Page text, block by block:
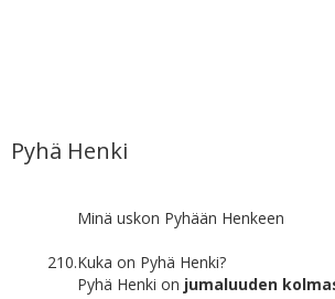
Pyhä Henki
Minä uskon Pyhään Henkeen
210.Kuka on Pyhä Henki?
Pyhä Henki on jumaluuden